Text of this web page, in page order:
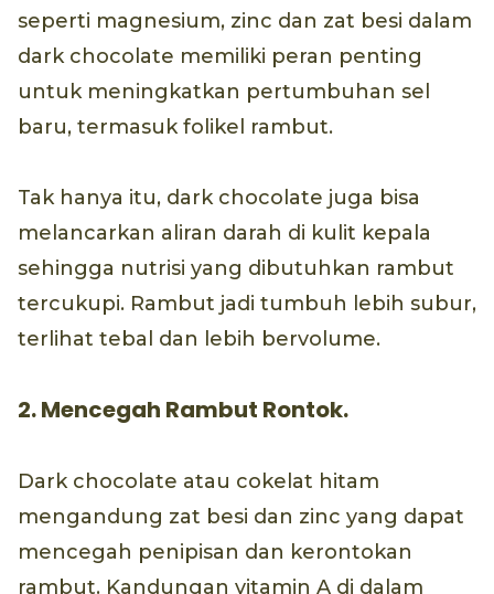
seperti magnesium, zinc dan zat besi dalam
dark chocolate memiliki peran penting
untuk meningkatkan pertumbuhan sel
baru, termasuk folikel rambut.
Tak hanya itu, dark chocolate juga bisa
melancarkan aliran darah di kulit kepala
sehingga nutrisi yang dibutuhkan rambut
tercukupi. Rambut jadi tumbuh lebih subur,
terlihat tebal dan lebih bervolume.
2. Mencegah Rambut Rontok.
Dark chocolate atau cokelat hitam
mengandung zat besi dan zinc yang dapat
mencegah penipisan dan kerontokan
rambut. Kandungan vitamin A di dalam